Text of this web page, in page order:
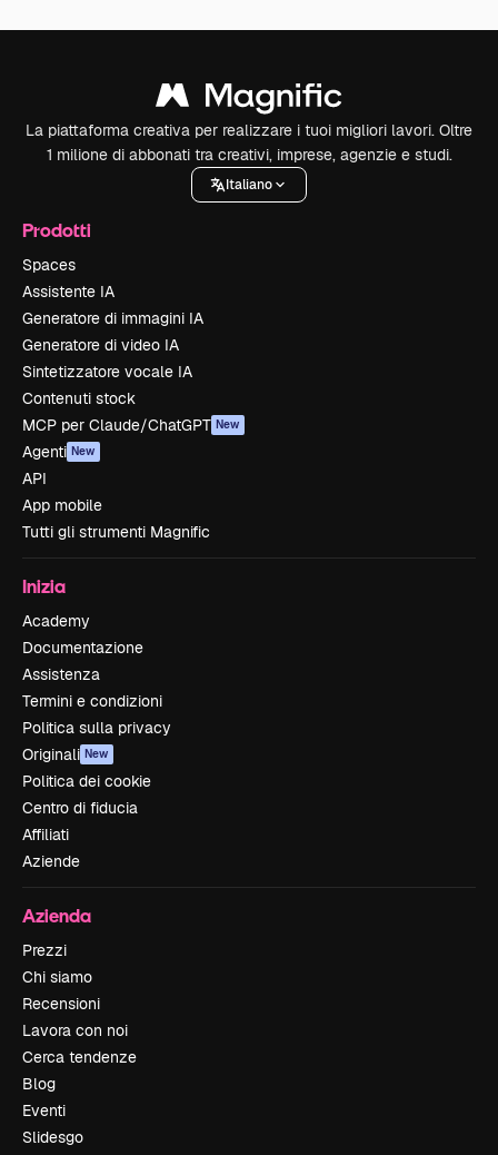
La piattaforma creativa per realizzare i tuoi migliori lavori. Oltre
1 milione di abbonati tra creativi, imprese, agenzie e studi.
Italiano
Prodotti
Spaces
Assistente IA
Generatore di immagini IA
Generatore di video IA
Sintetizzatore vocale IA
Contenuti stock
MCP per Claude/ChatGPT New
Agenti New
API
App mobile
Tutti gli strumenti Magnific
Inizia
Academy
Documentazione
Assistenza
Termini e condizioni
Politica sulla privacy
Originali New
Politica dei cookie
Centro di fiducia
Affiliati
Aziende
Azienda
Prezzi
Chi siamo
Recensioni
Lavora con noi
Cerca tendenze
Blog
Eventi
Slidesgo